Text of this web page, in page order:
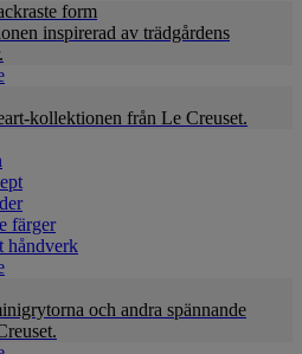
form
inspirerad av trädgårdens
kollektionen från Le Creuset.
färger
håndverk
och andra spännande